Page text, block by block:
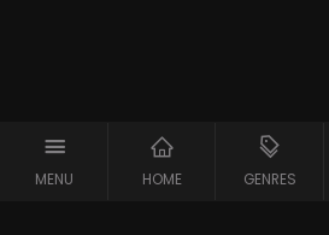
MENU HOME GENRES